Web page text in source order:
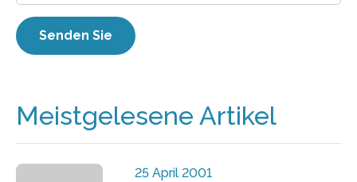
Meistgelesene Artikel
25 April 2001